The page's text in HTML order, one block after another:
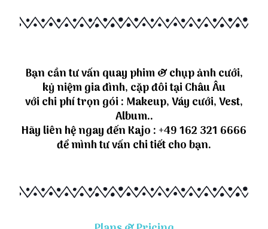
Bạn cần tư vấn quay phim & chụp ảnh cưới,
kỷ niệm gia đình, cặp đôi tại Châu Âu
với chi phí trọn gói : Makeup, Váy cưới, Vest,
Album..
Hãy liên hệ ngay đến Kajo :+49 162 321 6666
để mình tư vấn chi tiết cho bạn.